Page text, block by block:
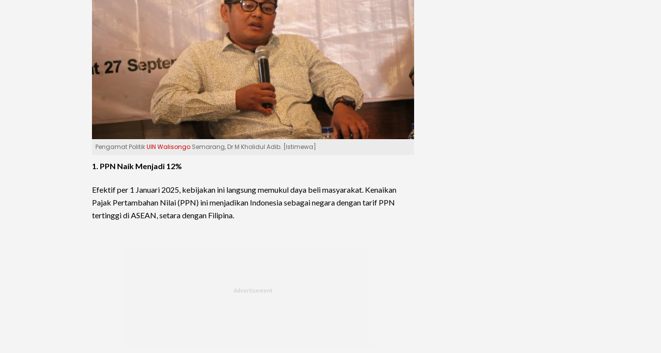
Pengamat PolitikUIN Walisongo Semarang, Dr M Kholidul Adib. [Istimewa]
1. PPN Naik Menjadi 12%
Efektif per 1 Januari 2025, kebijakan ini langsung memukul daya beli masyarakat. Kenaikan
Pajak Pertambahan Nilai (PPN) ini menjadikan Indonesia sebagai negara dengan tarif PPN
tertinggi di ASEAN, setara dengan Filipina.